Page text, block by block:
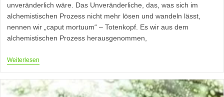
unveränderlich wäre. Das Unveränderliche, das, was sich im
alchemistischen Prozess nicht mehr lösen und wandeln lässt,
nennen wir „caput mortuum“ – Totenkopf. Es wir aus dem
alchemistischen Prozess herausgenommen,
WeiterlesenAlchemie
Reine
Wesen